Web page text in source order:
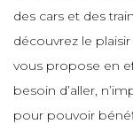
des cars et des
découvrez le
vous propose en
besoin d’aller,
pour pouvoir